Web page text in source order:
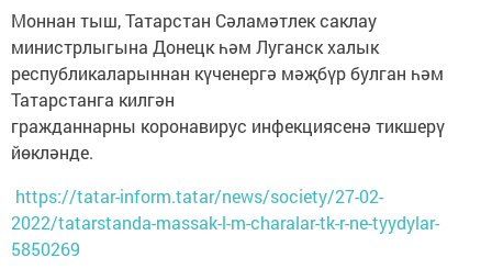
Моннан тыш, Татарстан Сәламәтлек саклау
министрлыгына Донецк һәм Луганск халык
республикаларыннан күченергә мәҗбүр булган һәм
Татарстанга килгән
гражданнарны коронавирус инфекциясенә тикшерү
йөкләнде.
https://tatar-inform.tatar/news/society/27-02-
2022/tatarstanda-massak-l-m-charalar-tk-r-ne-tyydylar-
5850269